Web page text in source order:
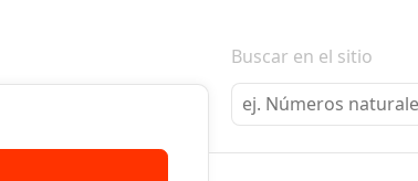
Boletín informativo
Buscar en el sitio